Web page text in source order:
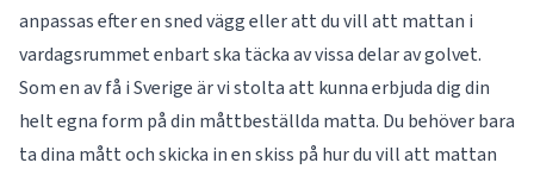
anpassas efter en sned vägg eller att du vill att mattan i
vardagsrummet enbart ska täcka av vissa delar av golvet.
Som en av få i Sverige är vi stolta att kunna erbjuda dig din
helt egna form på din måttbeställda matta. Du behöver bara
ta dina mått och skicka in en skiss på hur du vill att mattan